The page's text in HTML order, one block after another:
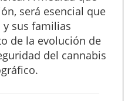
será esencial que
sus familias
de la evolución de
del cannabis